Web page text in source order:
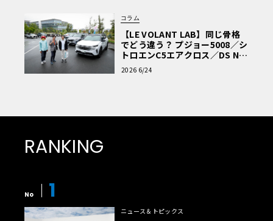
コラム
【LE VOLANT LAB】同じ骨格
でどう違う？ プジョー5008／シ
トロエンC5エアクロス／DS Nº4
読者一気乗りレポート
2026 6/24
RANKING
No 1
ニュース＆トピックス